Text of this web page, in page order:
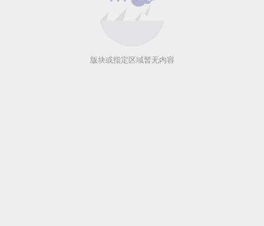
版块或指定区域暂无内容